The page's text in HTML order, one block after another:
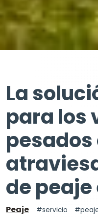
La
para los
pesados
de
Peaje servicio